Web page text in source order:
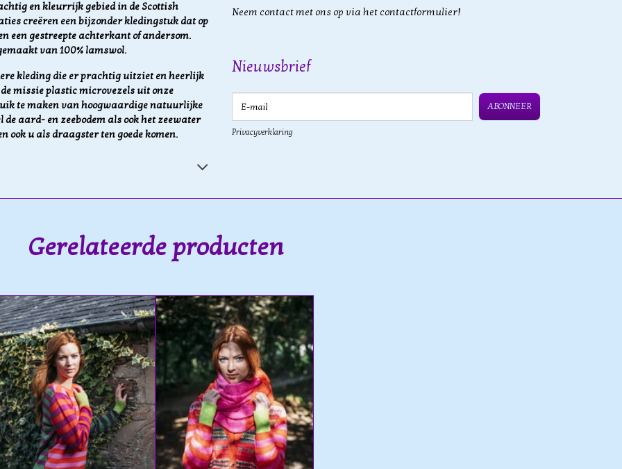
en kleurrijk gebied in de Scottish
creëren een bijzonder kledingstuk dat op
een gestreepte achterkant of andersom.
van 100% lamswol.
kleding die er prachtig uitziet en heerlijk
missie plastic microvezels uit onze
te maken van hoogwaardige natuurlijke
aard- en zeebodem als ook het zeewater
ook u als draagster ten goede komen.
Neem contact met ons op via het contactformulier!
Nieuwsbrief
E-mail
ABONNEER
Privacyverklaring
Gerelateerde producten